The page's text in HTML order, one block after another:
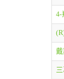
4-
戴